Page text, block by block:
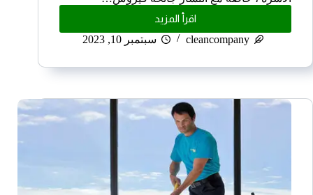
اقرأ المزيد
cleancompany
سبتمبر 10, 2023